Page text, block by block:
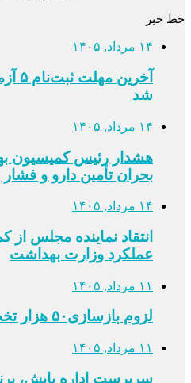
خط خبر
۱۴ مرداد, ۱۴۰۵
شد
۱۴ مرداد, ۱۴۰۵
هشدار رئیس کمیسیون
بحران تأمین دارو و فشار
۱۴ مرداد, ۱۴۰۵
انتقاد نماینده مجلس از
عملکرد وزارت بهداشت
۱۱ مرداد, ۱۴۰۵
لزوم بازسازی۵۰ هزار تخت بیمارستانی در کشور
۱۱ مرداد, ۱۴۰۵
سرپرست اداره پایش،